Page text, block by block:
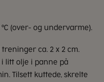
(over- og undervarme).
ca. 2 x 2 cm.
litt olje i panne på
Tilsett kuttede, skrelte